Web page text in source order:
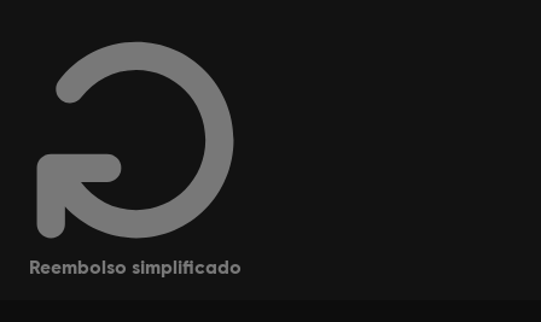
reembolso simplificado